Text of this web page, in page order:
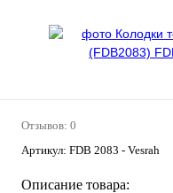
Отзывов: 0
Артикул: FDB 2083 - Vesrah
Описание товара: